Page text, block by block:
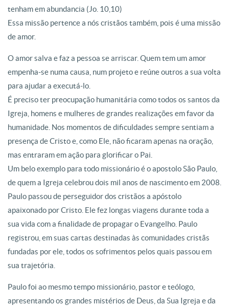
tenham em abundancia (Jo. 10,10)
Essa missão pertence a nós cristãos também, pois é uma missão
de amor.
O amor salva e faz a pessoa se arriscar. Quem tem um amor
empenha-se numa causa, num projeto e reúne outros a sua volta
para ajudar a executá-lo.
É preciso ter preocupação humanitária como todos os santos da
Igreja, homens e mulheres de grandes realizações em favor da
humanidade. Nos momentos de dificuldades sempre sentiam a
presença de Cristo e, como Ele, não ficaram apenas na oração,
mas entraram em ação para glorificar o Pai.
Um belo exemplo para todo missionário é o apostolo São Paulo,
de quem a Igreja celebrou dois mil anos de nascimento em 2008.
Paulo passou de perseguidor dos cristãos a apóstolo
apaixonado por Cristo. Ele fez longas viagens durante toda a
sua vida com a finalidade de propagar o Evangelho. Paulo
registrou, em suas cartas destinadas às comunidades cristãs
fundadas por ele, todos os sofrimentos pelos quais passou em
sua trajetória.
Paulo foi ao mesmo tempo missionário, pastor e teólogo,
apresentando os grandes mistérios de Deus, da Sua Igreja e da